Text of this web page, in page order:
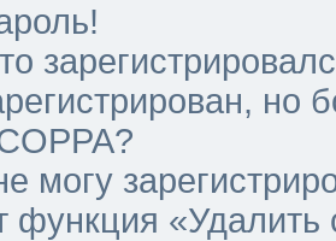
но
могу
функция